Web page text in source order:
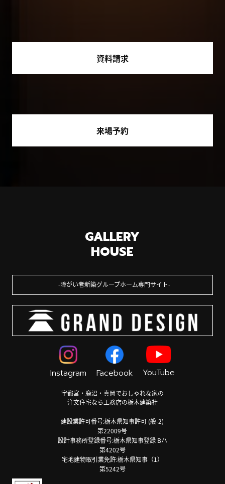
資料請求
来場予約
GALLERY
HOUSE
障がい者新築グループホーム専門サイト
Instagram Facebook YouTube
宇都宮・鹿沼・真岡でおしゃれな家の
注文住宅なら工務店の栃木建築社
建設業許可番号:栃木県知事許可 (般-2)
第22009号
設計事務所登録番号:栃木県知事登録 Bハ
第4202号
宅地建物取引業免許:栃木県知事（1）
第5242号